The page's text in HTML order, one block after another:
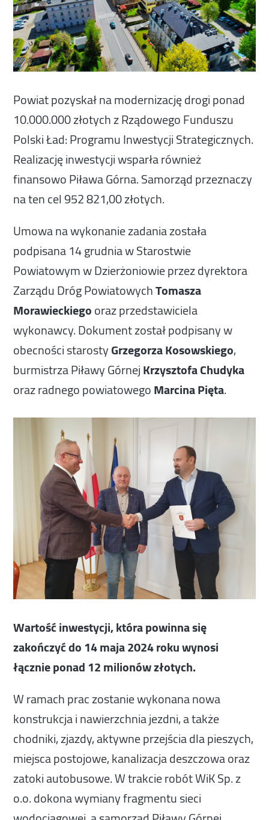
Powiat pozyskał na modernizację drogi ponad
10.000.000 złotych z Rządowego Funduszu
Polski Ład: Programu Inwestycji Strategicznych.
Realizację inwestycji wsparła również
finansowo Piława Górna. Samorząd przeznaczy
na ten cel 952 821,00 złotych.
Umowa na wykonanie zadania została
podpisana 14 grudnia w Starostwie
Powiatowym w Dzierżoniowie przez dyrektora
Zarządu Dróg PowiatowychTomasza
Morawieckiegooraz przedstawiciela
wykonawcy. Dokument został podpisany w
obecności starostyGrzegorza Kosowskiego,
burmistrza Piławy GórnejKrzysztofa Chudyka
oraz radnego powiatowegoMarcina Pięta.
Wartość inwestycji, która powinna się
zakończyć do 14 maja 2024 roku wynosi
łącznie ponad 12 milionów złotych.
W ramach prac zostanie wykonana nowa
konstrukcja i nawierzchnia jezdni, a także
chodniki, zjazdy, aktywne przejścia dla pieszych,
miejsca postojowe, kanalizacja deszczowa oraz
zatoki autobusowe. W trakcie robót WiK Sp. z
o.o. dokona wymiany fragmentu sieci